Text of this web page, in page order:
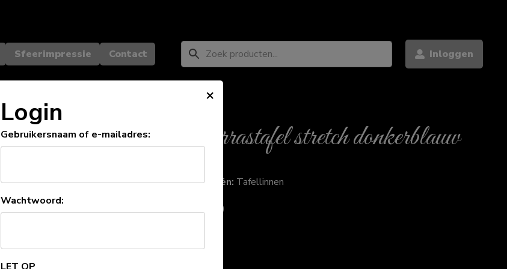
Sfeerimpressie Contact Inloggen
Tafelrok terrastafel stretch donkerblauw
SKU: 281 Categorieën: Tafellinnen
excl. BTW)
×
Login
Gebruikersnaam of e-mailadres:
Wachtwoord: